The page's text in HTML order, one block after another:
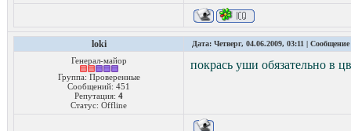
loki Дата: Четверг, 04.06.2009, 03:11 |
Генерал-майор
Группа: Проверенные
Сообщений: 451
Репутация: 4
Статус: Offline
покрась уши обязательно в